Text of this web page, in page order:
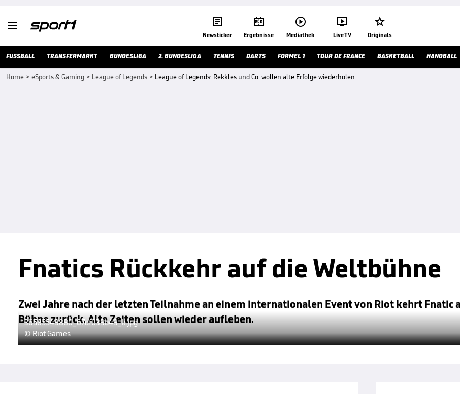
 
Newsticker

Ergebnisse

Mediathek

Live TV

Originals
FUSSBALL TRANSFERMARKT BUNDESLIGA 2. BUNDESLIGA TENNIS DARTS FORMEL 1 TOUR DE FRANCE BASKETBALL HANDBALL
Home > eSports & Gaming > League of Legends > League of Legends: Rekkles und Co. wollen alte Erfolge wiederholen
Fnatics Rückkehr auf die Weltbühne
Zwei Jahre nach der letzten Teilnahme an einem internationalen Event von Riot kehrt Fnatic
Bühne zurück. Alte Zeiten sollen wieder aufleben.
36585549880_67df039b49_k.jpg
© Riot Games